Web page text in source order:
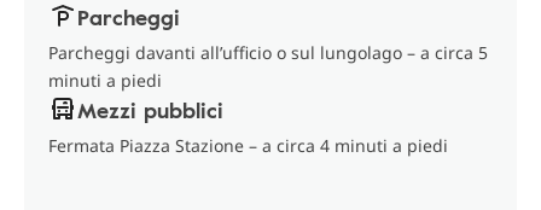
Parcheggi
Parcheggi davanti all’ufficio o sul lungolago – a circa 5
minuti a piedi
Mezzi pubblici
Fermata Piazza Stazione – a circa 4 minuti a piedi